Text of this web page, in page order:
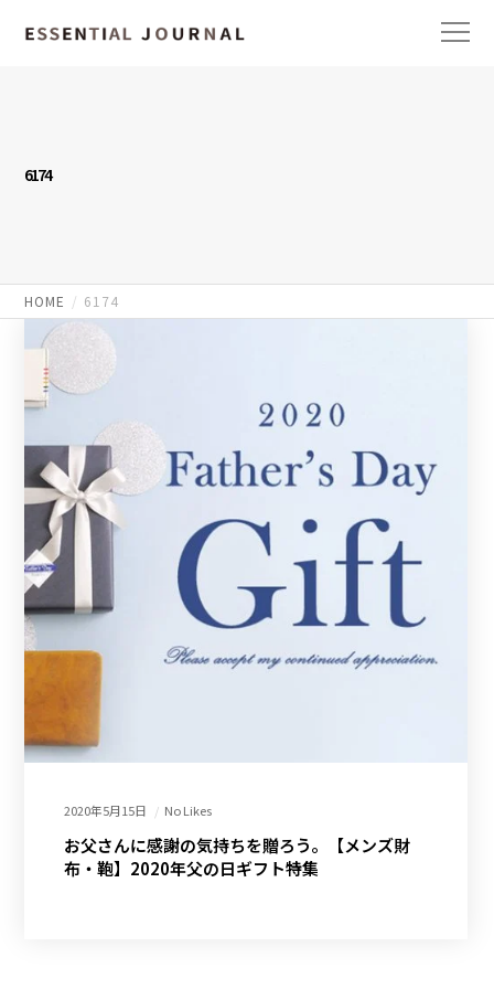
6174
HOME 6174
2020年5月15日 No Likes
お父さんに感謝の気持ちを贈ろう。【メンズ財
布・鞄】2020年父の日ギフト特集